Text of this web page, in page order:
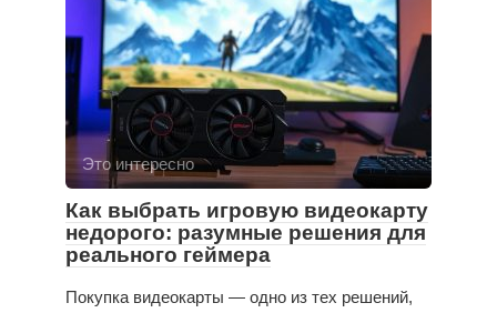
Это интересно
Как выбрать игровую видеокарту
недорого: разумные решения для
реального геймера
Покупка видеокарты — одно из тех решений,